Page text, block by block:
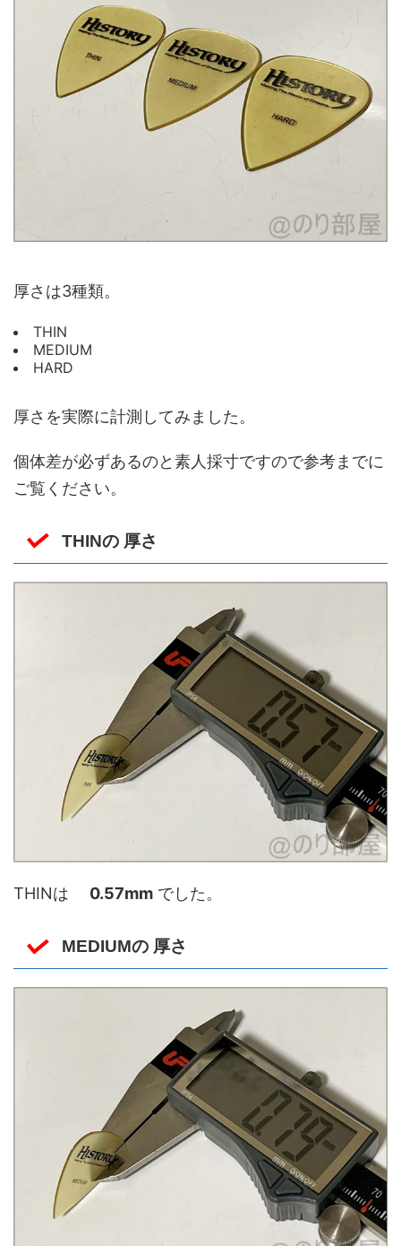
厚さは3種類。
THIN
MEDIUM
HARD
厚さを実際に計測してみました。
個体差が必ずあるのと素人採寸ですので参考までに
ご覧ください。
THINの 厚さ
THINは 0.57mm でした。
MEDIUMの 厚さ